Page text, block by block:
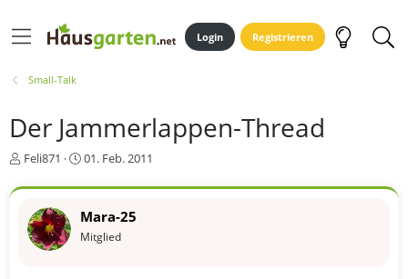
Login Registrieren
Small-Talk
Der Jammerlappen-Thread
E
s
e
Feli871
E
s
e
l
01. Feb. 2011
Mara-25
Mitglied